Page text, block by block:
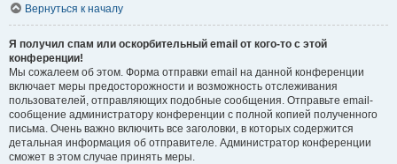
Вернуться к началу
Я получил спам или оскорбительный email от кого-то с этой
конференции!
Мы сожалеем об этом. Форма отправки email на данной конференции
включает меры предосторожности и возможность отслеживания
пользователей, отправляющих подобные сообщения. Отправьте email-
сообщение администратору конференции с полной копией полученного
письма. Очень важно включить все заголовки, в которых содержится
детальная информация об отправителе. Администратор конференции
сможет в этом случае принять меры.